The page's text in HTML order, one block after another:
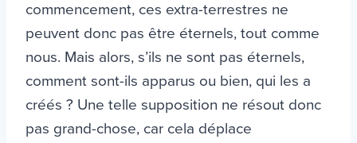
commencement, ces extra-terrestres ne
peuvent donc pas être éternels, tout comme
nous. Mais alors, s’ils ne sont pas éternels,
comment sont-ils apparus ou bien, qui les a
créés ? Une telle supposition ne résout donc
pas grand-chose, car cela déplace